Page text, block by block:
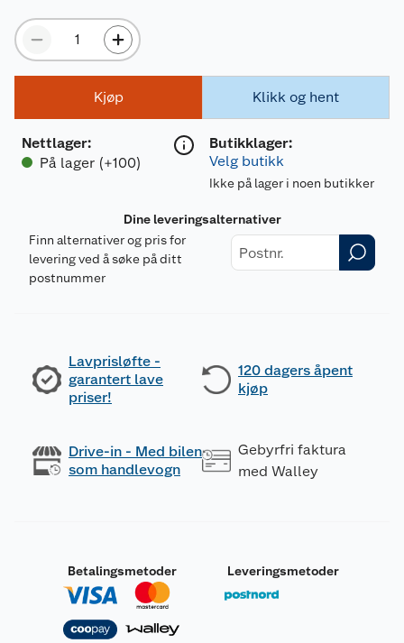
Kjøp
Nettlager:
På lager (+100)
Klikk og hent
Butikklager:
Velg butikk
Ikke på lager i noen butikker
Dine leveringsalternativer
Finn alternativer og pris for
levering ved å søke på ditt
postnummer
Lavprisløfte -
garantert lave
priser!
120 dagers åpent
kjøp
Drive-in - Med bilen
som handlevogn
Gebyrfri faktura
med Walley
Betalingsmetoder Leveringsmetoder